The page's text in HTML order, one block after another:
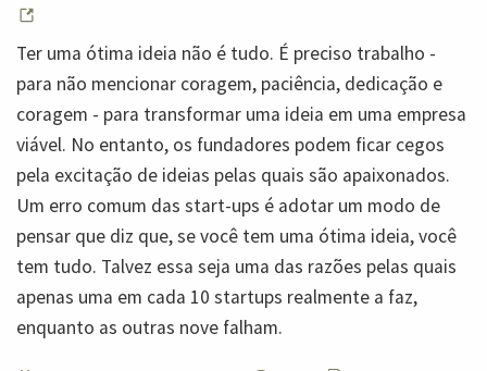
Ter uma ótima ideia não é tudo. É preciso trabalho -
para não mencionar coragem, paciência, dedicação e
coragem - para transformar uma ideia em uma empresa
viável. No entanto, os fundadores podem ficar cegos
pela excitação de ideias pelas quais são apaixonados.
Um erro comum das start-ups é adotar um modo de
pensar que diz que, se você tem uma ótima ideia, você
tem tudo. Talvez essa seja uma das razões pelas quais
apenas uma em cada 10 startups realmente a faz,
enquanto as outras nove falham.